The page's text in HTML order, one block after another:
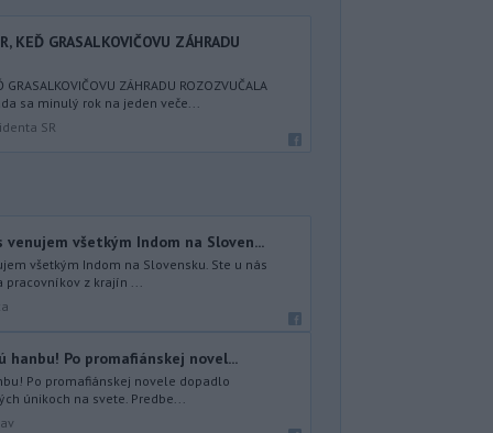
KEĎ GRASALKOVIČOVU ZÁHRADU
GRASALKOVIČOVU ZÁHRADU ROZOZVUČALA
sa minulý rok na jeden veče...
SR
všetkým Indom na Sloven...
všetkým Indom na Slovensku. Ste u nás
pracovníkov z krajín ...
Po promafiánskej novel...
Po promafiánskej novele dopadlo
únikoch na svete. Predbe...